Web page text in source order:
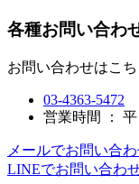
各種お問い合わ
お問い合わせはこち
03-4363-5472
営業時間 ：
メールでお問い合
LINEでお問い合わ